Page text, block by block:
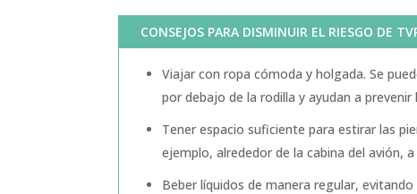
CONSEJOS PARA DISMINUIR EL RIESGO DE
Viajar con ropa cómoda y holgada. Se
por debajo de la rodilla y ayudan a
Tener espacio suficiente para estirar las
ejemplo, alrededor de la cabina del avión,
Beber líquidos de manera regular,